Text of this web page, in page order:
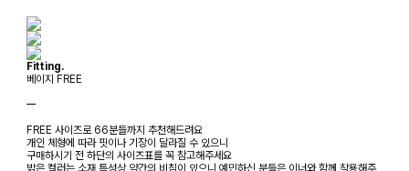
Fitting.
베이지 FREE
ㅡ
FREE 사이즈로 66분들까지 추천해드려요
개인 체형에 따라 핏이나 기장이 달라질 수 있으니
구매하시기 전 하단의 사이즈표를 꼭 참고해주세요
밝은 컬러는 소재 특성상 약간의 비침이 있으니 예민하신 분들은 이너와 함께 착용해주